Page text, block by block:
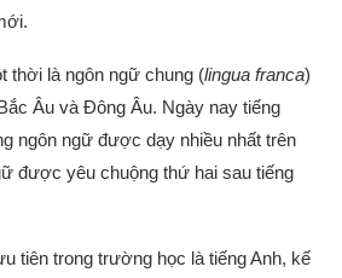
thời là ngôn ngữ chung (lingua franca)
Âu và Đông Âu. Ngày nay tiếng
ngôn ngữ được dạy nhiều nhất trên
được yêu chuộng thứ hai sau tiếng
tiên trong trường học là tiếng Anh, kế